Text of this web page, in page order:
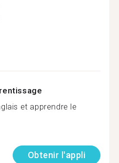
et apprendre le
Obtenir l'appli